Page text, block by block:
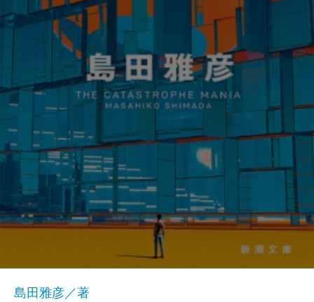
島田雅彦／著